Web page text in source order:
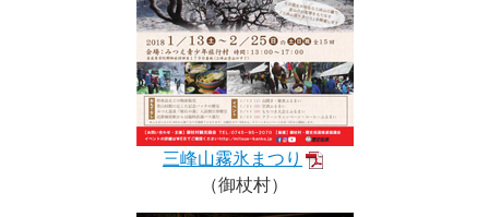
三峰山霧氷まつり
（御杖村）